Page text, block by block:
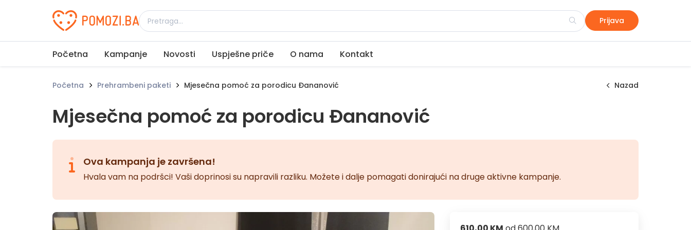
Udruženje Pomozi.ba Prijava
Početna Kampanje Novosti Uspješne priče O nama Kontakt
Početna Prehrambeni paketi Mjesečna pomoć za porodicu Đananović Nazad
Mjesečna pomoć za porodicu Đananović
Ova kampanja je završena!
Hvala vam na podršci! Vaši doprinosi su napravili razliku. Možete i dalje pomagati donirajući na druge aktivne kampanje.